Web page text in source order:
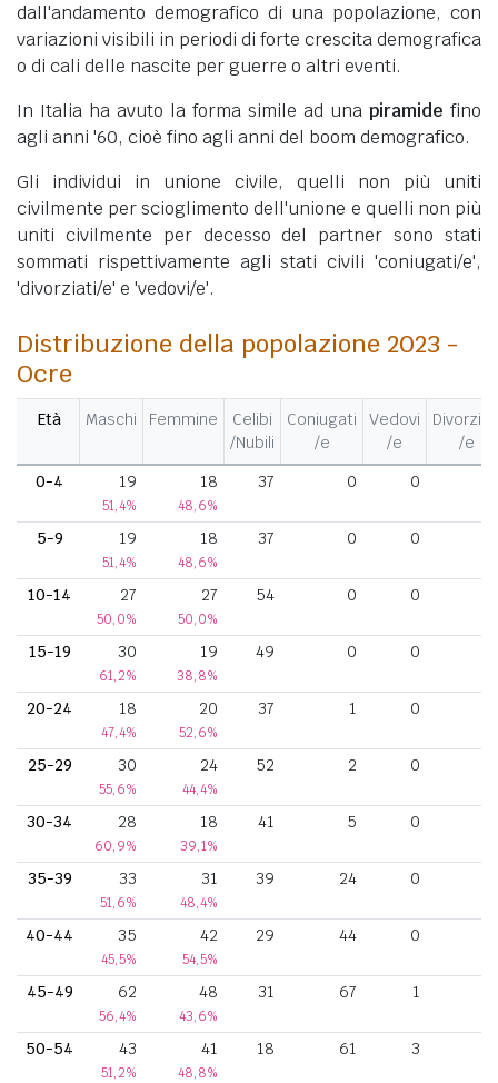
dall'andamento demografico di una popolazione, con
variazioni visibili in periodi di forte crescita demografica
o di cali delle nascite per guerre o altri eventi.
In Italia ha avuto la forma simile ad una piramide fino
agli anni '60, cioè fino agli anni del boom demografico.
Gli individui in unione civile, quelli non più uniti
civilmente per scioglimento dell'unione e quelli non più
uniti civilmente per decesso del partner sono stati
sommati rispettivamente agli stati civili 'coniugati/e',
'divorziati/e' e 'vedovi/e'.
Distribuzione della popolazione 2023 -
Ocre
Età Maschi Femmine
Celibi
/Nubili
Coniugati
/e
Vedovi
/e
/e
0-4
19
51,4%
18
48,6%
37 0 0
5-9 19
51,4%
18
48,6%
37 0 0
10-14 27
50,0%
27
50,0%
54 0 0
15-19 30
61,2%
19
38,8%
49 0 0
20-24 18
47,4%
20
52,6%
37 1 0
25-29 30
55,6%
24
44,4%
52 2 0
30-34 28
60,9%
18
39,1%
41 5 0
35-39 33
51,6%
31
48,4%
39 24 0
40-44 35
45,5%
42
54,5%
29 44 0
45-49 62
56,4%
48
43,6%
31 67 1
50-54 43
51,2%
41
48,8%
18 61 3